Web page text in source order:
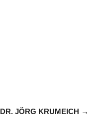
JÖRG KRUMEICH